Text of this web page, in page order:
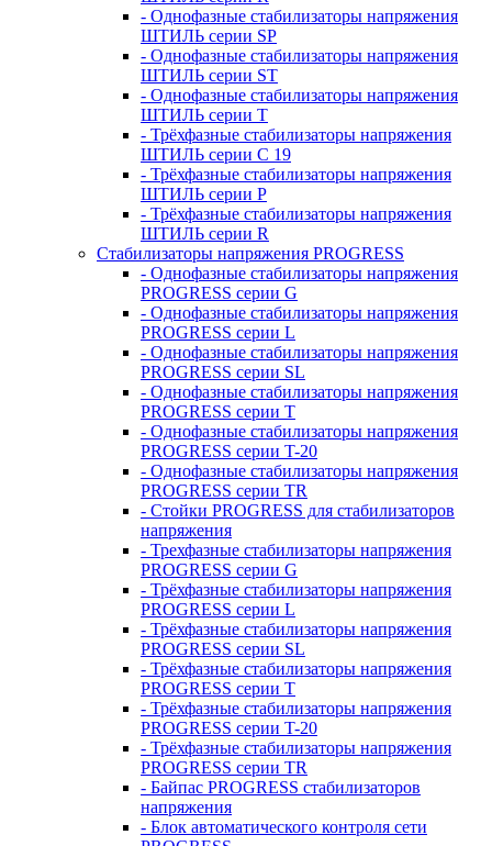
- Однофазные стабилизаторы напряжения
ШТИЛЬ серии SP
- Однофазные стабилизаторы напряжения
ШТИЛЬ серии ST
- Однофазные стабилизаторы напряжения
ШТИЛЬ серии T
- Трёхфазные стабилизаторы напряжения
ШТИЛЬ серии C 19
- Трёхфазные стабилизаторы напряжения
ШТИЛЬ серии P
- Трёхфазные стабилизаторы напряжения
ШТИЛЬ серии R
Стабилизаторы напряжения PROGRESS
- Однофазные стабилизаторы напряжения
PROGRESS серии G
- Однофазные стабилизаторы напряжения
PROGRESS серии L
- Однофазные стабилизаторы напряжения
PROGRESS серии SL
- Однофазные стабилизаторы напряжения
PROGRESS серии T
- Однофазные стабилизаторы напряжения
PROGRESS серии T-20
- Однофазные стабилизаторы напряжения
PROGRESS серии TR
- Стойки PROGRESS для стабилизаторов
напряжения
- Трехфазные стабилизаторы напряжения
PROGRESS серии G
- Трёхфазные стабилизаторы напряжения
PROGRESS серии L
- Трёхфазные стабилизаторы напряжения
PROGRESS серии SL
- Трёхфазные стабилизаторы напряжения
PROGRESS серии T
- Трёхфазные стабилизаторы напряжения
PROGRESS серии T-20
- Трёхфазные стабилизаторы напряжения
PROGRESS серии TR
- Байпас PROGRESS стабилизаторов
напряжения
- Блок автоматического контроля сети